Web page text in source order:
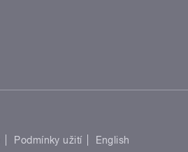
Podmínky užití
English